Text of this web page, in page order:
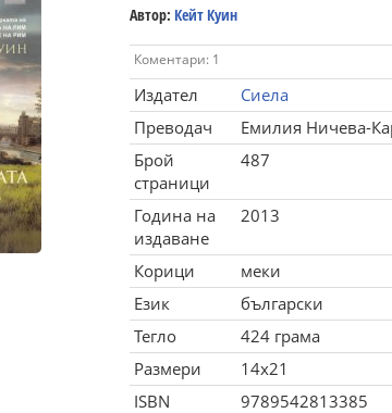
Автор: Кейт Куин
Коментари: 1
Издател
Сиела
Преводач
Емилия Ничева-
Брой
страници
487
Година на
издаване
2013
Корици
меки
Език
български
Тегло
424 грама
Размери
14x21
ISBN
9789542813385